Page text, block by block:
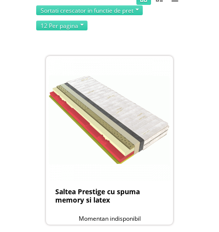
Sortati crescator in functie de pret
12 Per pagina
Saltea Prestige cu spuma
memory si latex
Momentan indisponibil